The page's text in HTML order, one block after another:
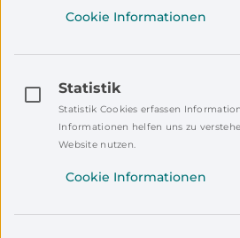
Schönberg“
140
Cookie Informationen
Statistik
Statistik Cookies erfassen
Informationen helfen uns zu
Website nutzen.
Cookie Informationen